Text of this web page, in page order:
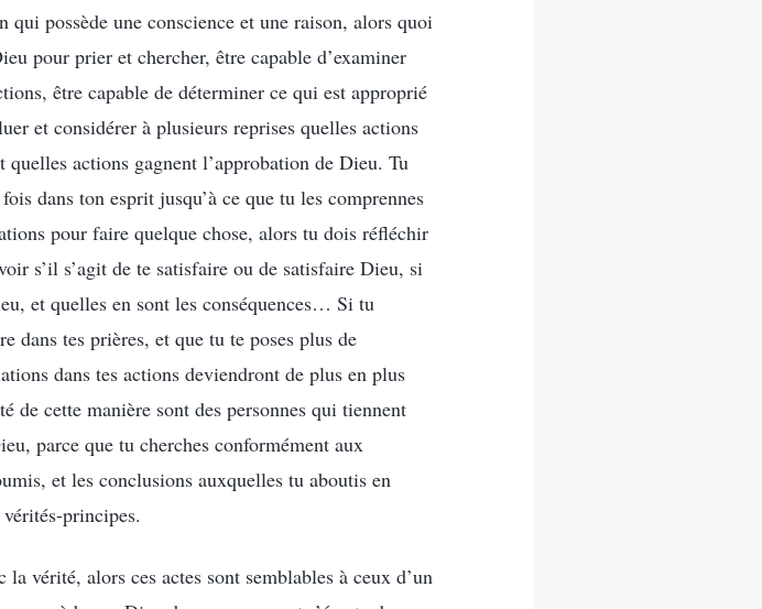
possède une conscience et une raison, alors quoi
pour prier et chercher, être capable d’examiner
être capable de déterminer ce qui est approprié
et considérer à plusieurs reprises quelles actions
actions gagnent l’approbation de Dieu. Tu
dans ton esprit jusqu’à ce que tu les comprennes
pour faire quelque chose, alors tu dois réfléchir
s’il s’agit de te satisfaire ou de satisfaire Dieu, si
et quelles en sont les conséquences… Si tu
dans tes prières, et que tu te poses plus de
dans tes actions deviendront de plus en plus
de cette manière sont des personnes qui tiennent
parce que tu cherches conformément aux
et les conclusions auxquelles tu aboutis en
principes.
la vérité, alors ces actes sont semblables à ceux d’un